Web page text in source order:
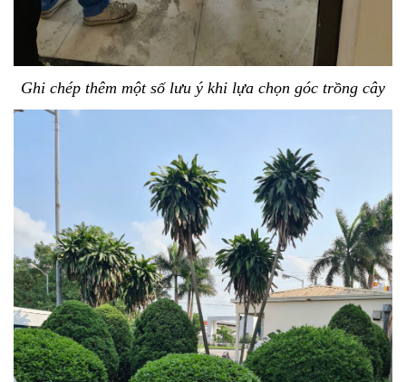
Ghi chép thêm một số lưu ý khi lựa chọn góc trồng cây